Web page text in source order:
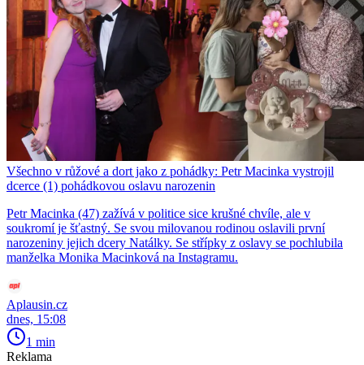
Všechno v růžové a dort jako z pohádky: Petr Macinka vystrojil
dcerce (1) pohádkovou oslavu narozenin
Petr Macinka (47) zažívá v politice sice krušné chvíle, ale v
soukromí je šťastný. Se svou milovanou rodinou oslavili první
narozeniny jejich dcery Natálky. Se střípky z oslavy se pochlubila
manželka Monika Macinková na Instagramu.
Aplausin.cz
dnes, 15:08
1 min
Reklama